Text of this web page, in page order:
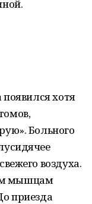
появился хотя
Больного
воздуха.
мышцам
приезда